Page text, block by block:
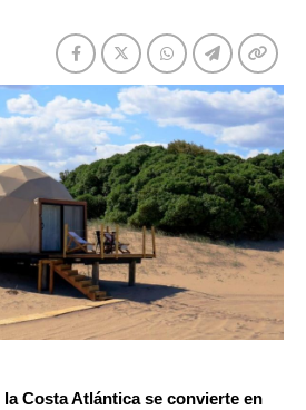
la Costa Atlántica se convierte en